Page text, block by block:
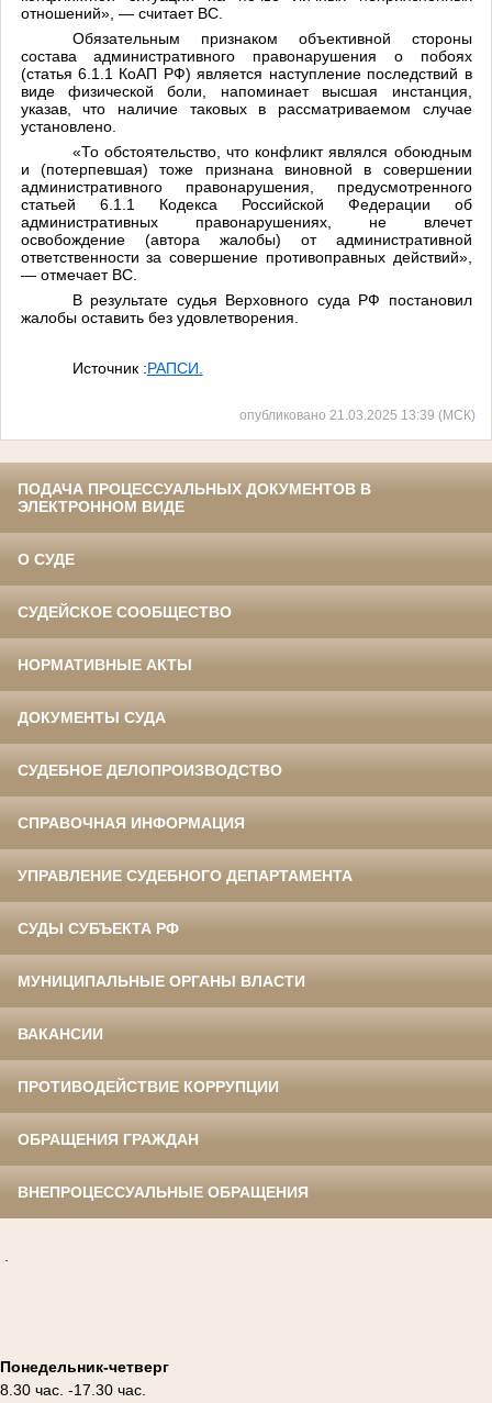
отношений», — считает ВС.
Обязательным признаком объективной стороны
состава административного правонарушения о побоях
(статья 6.1.1 КоАП РФ) является наступление последствий в
виде физической боли, напоминает высшая инстанция,
указав, что наличие таковых в рассматриваемом случае
установлено.
«То обстоятельство, что конфликт являлся обоюдным
и (потерпевшая) тоже признана виновной в совершении
административного правонарушения, предусмотренного
статьей 6.1.1 Кодекса Российской Федерации об
административных правонарушениях, не влечет
освобождение (автора жалобы) от административной
ответственности за совершение противоправных действий»,
— отмечает ВС.
В результате судья Верховного суда РФ постановил
жалобы оставить без удовлетворения.
Источник :РАПСИ.
опубликовано 21.03.2025 13:39 (МСК)
ПОДАЧА ПРОЦЕССУАЛЬНЫХ ДОКУМЕНТОВ В
ЭЛЕКТРОННОМ ВИДЕ
О СУДЕ
СУДЕЙСКОЕ СООБЩЕСТВО
НОРМАТИВНЫЕ АКТЫ
ДОКУМЕНТЫ СУДА
СУДЕБНОЕ ДЕЛОПРОИЗВОДСТВО
СПРАВОЧНАЯ ИНФОРМАЦИЯ
УПРАВЛЕНИЕ СУДЕБНОГО ДЕПАРТАМЕНТА
СУДЫ СУБЪЕКТА РФ
МУНИЦИПАЛЬНЫЕ ОРГАНЫ ВЛАСТИ
ВАКАНСИИ
ПРОТИВОДЕЙСТВИЕ КОРРУПЦИИ
ОБРАЩЕНИЯ ГРАЖДАН
ВНЕПРОЦЕССУАЛЬНЫЕ ОБРАЩЕНИЯ
Понедельник-четверг
8.30 час. -17.30 час.